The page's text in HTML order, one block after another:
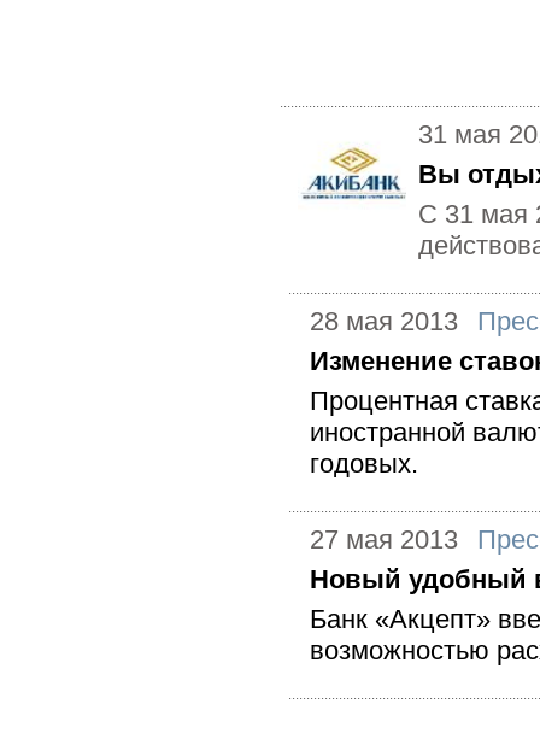
31 мая
Вы
С 31 мая
28 мая 2013
Изменение
Процентная
иностранной
годовых.
27 мая 2013
Новый удобный
Банк «Акцепт»
возможностью